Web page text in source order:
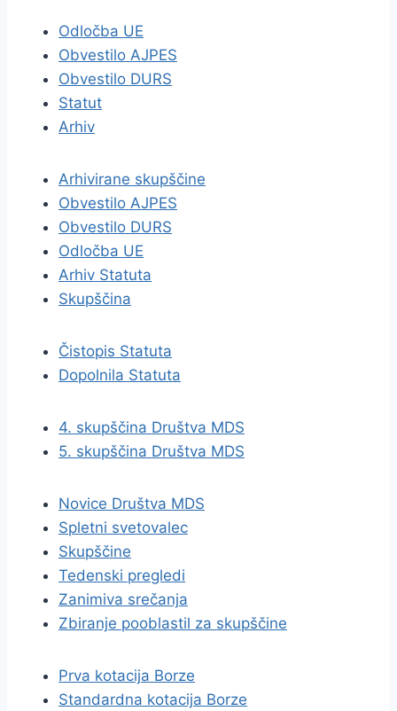
Odločba UE
Obvestilo AJPES
Obvestilo DURS
Statut
Arhiv
Arhivirane skupščine
Obvestilo AJPES
Obvestilo DURS
Odločba UE
Arhiv Statuta
Skupščina
Čistopis Statuta
Dopolnila Statuta
4. skupščina Društva MDS
5. skupščina Društva MDS
Novice Društva MDS
Spletni svetovalec
Skupščine
Tedenski pregledi
Zanimiva srečanja
Zbiranje pooblastil za skupščine
Prva kotacija Borze
Standardna kotacija Borze